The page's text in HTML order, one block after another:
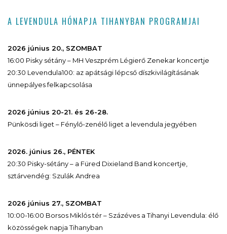
A LEVENDULA HÓNAPJA TIHANYBAN PROGRAMJAI
2026 június 20., SZOMBAT
16:00 Pisky sétány – MH Veszprém Légierő Zenekar koncertje
20:30 Levendula100: az apátsági lépcső díszkivilágításának
ünnepályes felkapcsolása
2026 június 20-21. és 26-28.
Pünkösdi liget – Fénylő-zenélő liget a levendula jegyében
2026. június 26., PÉNTEK
20:30 Pisky-sétány – a Füred Dixieland Band koncertje,
sztárvendég: Szulák Andrea
2026 június 27., SZOMBAT
10:00-16:00 Borsos Miklós tér – Százéves a Tihanyi Levendula: élő
közösségek napja Tihanyban